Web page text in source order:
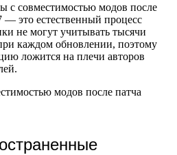
с совместимостью модов после
— это естественный процесс
не могут учитывать тысячи
каждом обновлении, поэтому
ложится на плечи авторов